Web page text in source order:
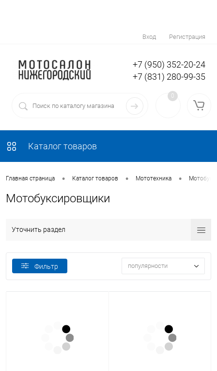
Вход Регистрация
+7 (950) 352-20-24
+7 (831) 280-99-35
0
Каталог товаров
Главная страница • Каталог товаров • Мототехника •
Мотобуксировщики
Уточнить раздел
Фильтр популярности